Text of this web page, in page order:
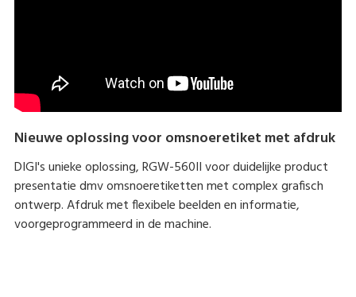
Nieuwe oplossing voor omsnoeretiket met afdruk
DIGI's unieke oplossing, RGW-560II voor duidelijke product
presentatie dmv omsnoeretiketten met complex grafisch
ontwerp. Afdruk met flexibele beelden en informatie,
voorgeprogrammeerd in de machine.